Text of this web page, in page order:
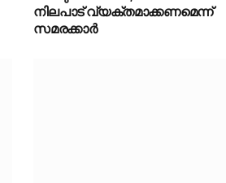
നിലപാട് വ്യക്തമാക്കണമെന്ന്
സമരക്കാർ